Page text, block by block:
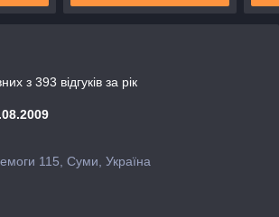
з 393 відгуків за рік
115, Суми, Україна